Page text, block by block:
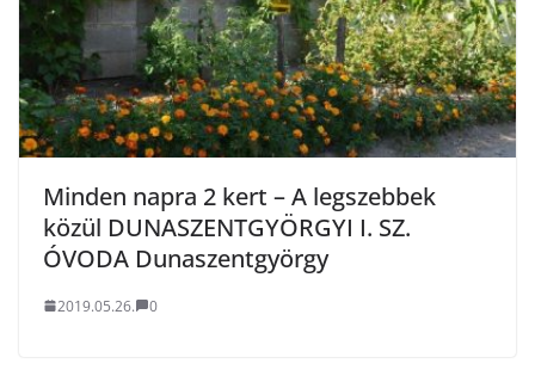
Minden napra 2 kert – A legszebbek
közül DUNASZENTGYÖRGYI I. SZ.
ÓVODA Dunaszentgyörgy
2019.05.26. 0